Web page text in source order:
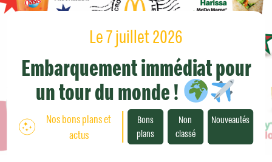
Le 7 juillet 2026
Embarquement immédiat pour
un tour du monde !
Nos bons plans et
actus
Bons
plans
Non
classé
Nouveautés